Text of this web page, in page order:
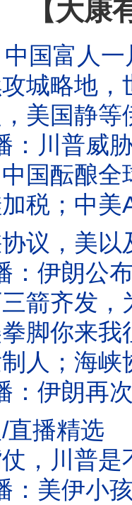
【大康
富人一片恐
城略地
美国静
高指示；中国出口继续攻城略地，
国酝酿全
税；中
美以及盟友
友被禁绝，伊朗正在做灾难性误
箭齐发
脚你来我
海峡协议在即
在即？伊朗要主权加五条件，川
直播精选
不是对谈判有什
是对谈判有什么误解？真没招